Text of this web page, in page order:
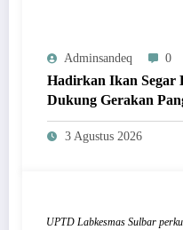
Adminsandeq 0
Hadirkan Ikan Segar
Dukung Gerakan
Masyarakat
3 Agustus 2026
UPTD Labkesmas Sulbar